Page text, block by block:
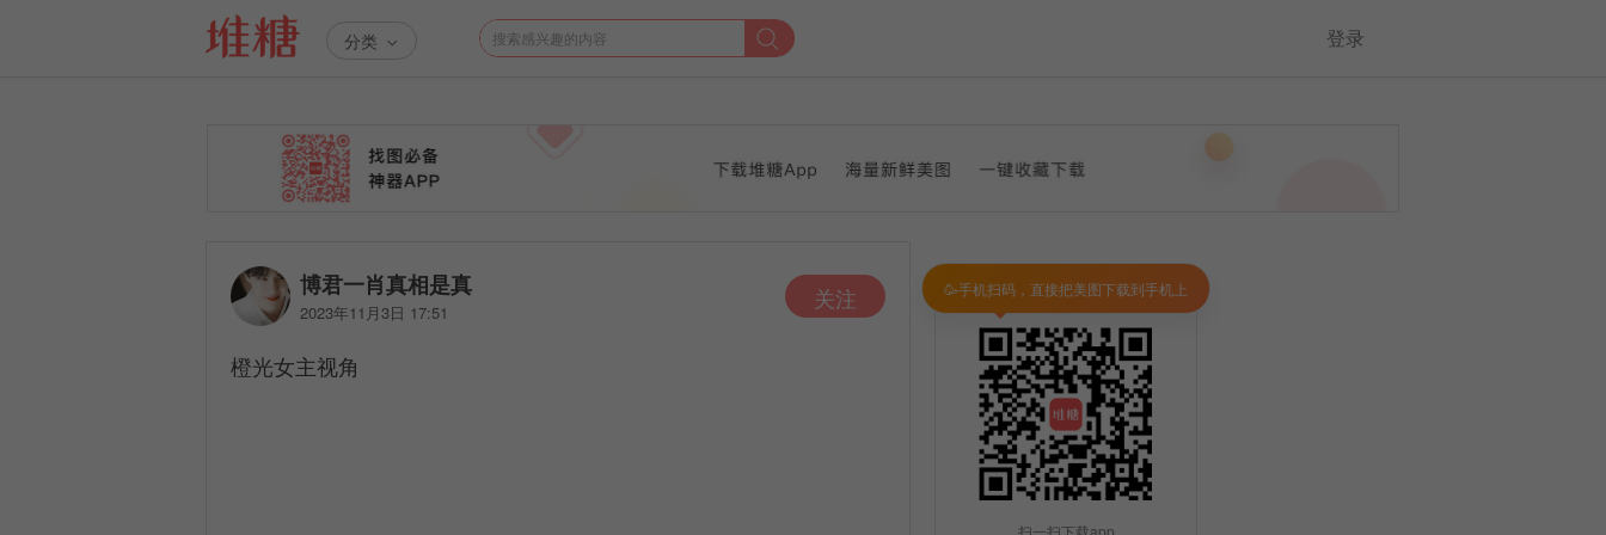
分类 登录
博君一肖真相是真
2023年11月3日 17:51 关注
橙光女主视角
扫一扫下载app
🥳手机扫码，直接把美图下载到手机上